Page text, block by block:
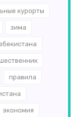
курорты
зима
правила
экономия